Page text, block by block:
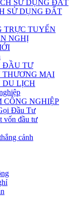
SỬ DỤNG ĐẤT
SỬ DỤNG ĐẤT
TRỰC TUYẾN
NGHỊ
ĐẦU TƯ
THƯƠNG MẠI
DU LỊCH
CÔNG NGHIỆP
Đầu Tư
vốn đầu tư
cảnh